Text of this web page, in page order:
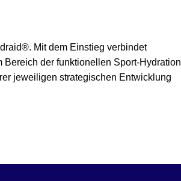
Mit dem Einstieg verbindet
der funktionellen Sport-Hydration
jeweiligen strategischen Entwicklung